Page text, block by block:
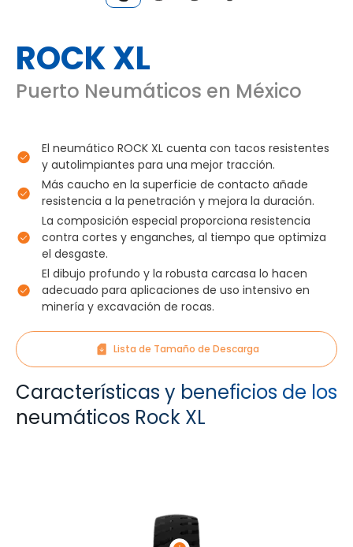
ROCK XL
Puerto Neumáticos en México
El neumático ROCK XL cuenta con tacos resistentes
y autolimpiantes para una mejor tracción.
Más caucho en la superficie de contacto añade
resistencia a la penetración y mejora la duración.
La composición especial proporciona resistencia
contra cortes y enganches, al tiempo que optimiza
el desgaste.
El dibujo profundo y la robusta carcasa lo hacen
adecuado para aplicaciones de uso intensivo en
minería y excavación de rocas.
Lista de Tamaño de Descarga
Características y beneficios de los
neumáticos Rock XL